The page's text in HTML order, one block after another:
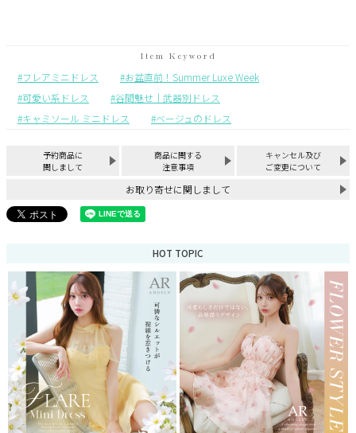
フレアミニドレス
お盆直前！Summer Luxe Week
可愛い系ドレス
谷間魅せ｜武器別ドレス
キャミソール ミニドレス
ベージュのドレス
予約商品に
関しまして
商品に関する
注意事項
キャンセル及び
ご変更について
お取り寄せに関しまして
HOT TOPIC